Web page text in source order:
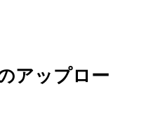
アップロー